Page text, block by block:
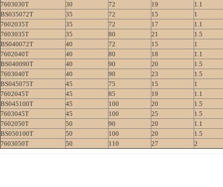
7603030T
30 72 19
1.1
BS035072T
35 72 15
1
7602035T
35 72 17
1.1
7603035T
35 80 21
1.5
BS040072T
40 72 15
1
7602040T
40 80 18
1.1
BS040090T
40 90 20
1.5
7603040T
40 90 23
1.5
BS045075T
45 75 15
1
7602045T
45 85 19
1.1
BS045100T
45 100 20
1.5
7603045T
45 100 25
1.5
7602050T
50 90 20
1.1
BS050100T
50 100 20
1.5
7603050T
50 110 27 2